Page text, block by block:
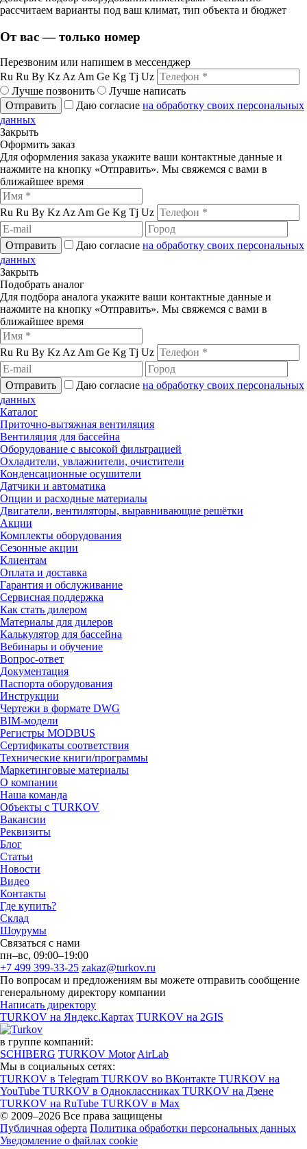
рассчитаем варианты под ваш климат, тип объекта и бюджет
От вас — только номер
Перезвоним или напишем в мессенджер
Ru Ru By KzAzAm Ge Kg Tj Uz
Лучше позвонить
Лучше написать
Отправить
Даю согласие на обработку своих персональных
данных
Закрыть
Оформить заказ
Для оформления заказа укажите ваши контактные данные и
нажмите на кнопку «Отправить». Мы свяжемся с вами в
ближайшее время
Ru Ru By KzAzAm Ge Kg Tj Uz
Отправить Даю согласие на обработку своих персональных
данных
Закрыть
Подобрать аналог
Для подбора аналога укажите ваши контактные данные и
нажмите на кнопку «Отправить». Мы свяжемся с вами в
ближайшее время
Ru Ru By KzAzAm Ge Kg Tj Uz
Отправить Даю согласие на обработку своих персональных
данных
Каталог
Приточно-вытяжная вентиляция
Вентиляция для бассейна
Оборудование с высокой фильтрацией
Охладители, увлажнители, очистители
Конденсационные осушители
Датчики и автоматика
Опции и расходные материалы
Двигатели, вентиляторы, выравнивающие решётки
Акции
Комплекты оборудования
Сезонные акции
Клиентам
Оплата и доставка
Гарантия и обслуживание
Сервисная поддержка
Как стать дилером
Материалы для дилеров
Калькулятор для бассейна
Вебинары и обучение
Вопрос-ответ
Документация
Паспорта оборудования
Инструкции
Чертежи в формате DWG
BIM-модели
Регистры MODBUS
Сертификаты соответствия
Технические книги/программы
Маркетинговые материалы
О компании
Наша команда
Объекты с TURKOV
Вакансии
Реквизиты
Блог
Статьи
Новости
Видео
Контакты
Где купить?
Склад
Шоурумы
Связаться с нами
пн–вс, 09:00–19:00
+7 499 399-33-25 zakaz@turkov.ru
По вопросам и предложениям вы можете отправить сообщение
генеральному директору компании
Написать директору
TURKOV на Яндекс.Картах TURKOV на 2GIS
в группе компаний:
SCHIBERG TURKOV MotorAirLab
Мы в социальных сетях:
TURKOV в Telegram TURKOV во ВКонтакте TURKOV на
YouTube TURKOV в Одноклассниках TURKOV на Дзене
TURKOV на RuTube TURKOV в Max
© 2009–2026 Все права защищены
Публичная оферта Политика обработки персональных данных
Уведомление о файлах cookie